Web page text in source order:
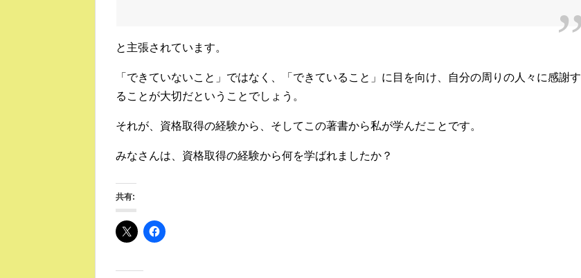
と主張されています。
「できていないこと」ではなく、「できていること」に目を向け、自分の周りの人々に感謝す
ることが大切だということでしょう。
それが、資格取得の経験から、そしてこの著書から私が学んだことです。
みなさんは、資格取得の経験から何を学ばれましたか？
共有: